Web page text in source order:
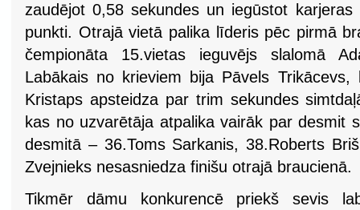
zaudējot 0,58 sekundes un iegūstot
punkti. Otrajā vietā palika līderis pēc pirmā
čempionāta 15.vietas ieguvējs slalomā
Labākais no krieviem bija Pāvels
Kristaps apsteidza par trim sekundes
kas no uzvarētāja atpalika vairāk par desmit
desmitā – 36.Toms Sarkanis, 38.Roberts
Zvejnieks nesasniedza finišu otrajā braucienā.
Tikmēr dāmu konkurencē priekš sevis